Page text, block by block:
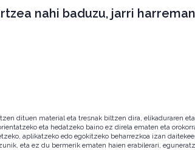
nahi baduzu, jarri
dituen material eta tresnak biltzen dira, elikaduraren
eta hedatzeko baino ez direla ematen eta
aplikatzeko edo egokitzeko beharrezkoa izan
eta ez du bermerik ematen haien erabilerari,